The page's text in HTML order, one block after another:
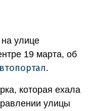
улице
19 марта, об
.
которая ехала
улицы